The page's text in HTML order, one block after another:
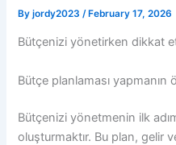
Byjordy2023 /February 17, 2026
Bütçenizi yönetirken dikkat
Bütçe planlaması yapmanın
Bütçenizi yönetmenin ilk
oluşturmaktır. Bu plan, gelir